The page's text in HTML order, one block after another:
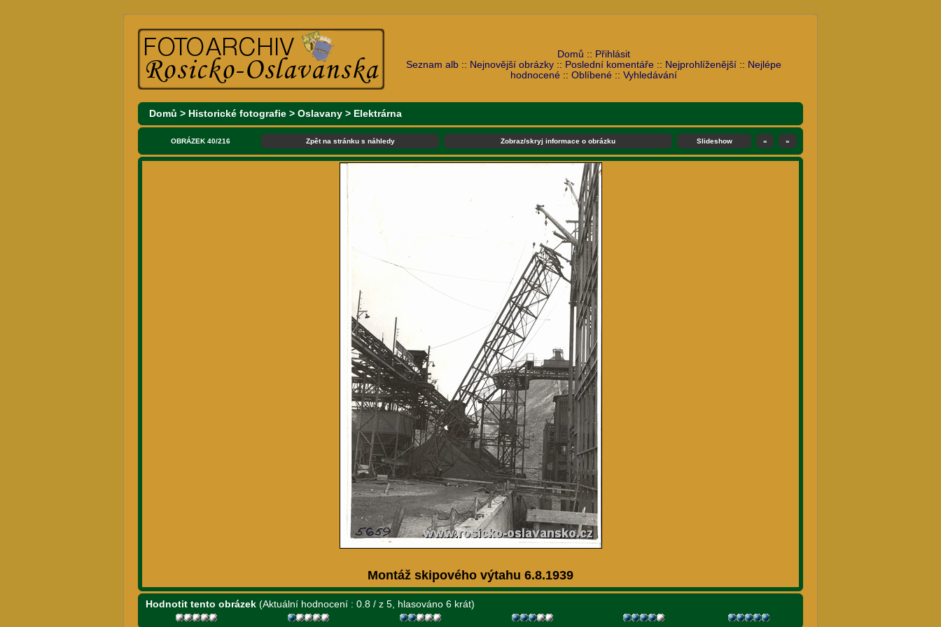
Domů :: Přihlásit
Seznam alb :: Nejnovější obrázky :: Poslední komentáře :: Nejprohlíženější :: Nejlépe
hodnocené :: Oblíbené :: Vyhledávání
Domů > Historické fotografie > Oslavany > Elektrárna
OBRÁZEK 40/216 Zpět na stránku s náhledy Zobraz/skryj informace o obrázku Slideshow « »
Montáž skipového výtahu 6.8.1939
Hodnotit tento obrázek (Aktuální hodnocení : 0.8 / z 5, hlasováno 6 krát)